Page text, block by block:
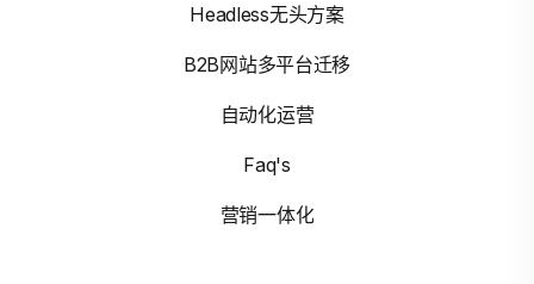
Headless无头方案
B2B网站多平台迁移
自动化运营
Faq's
营销一体化